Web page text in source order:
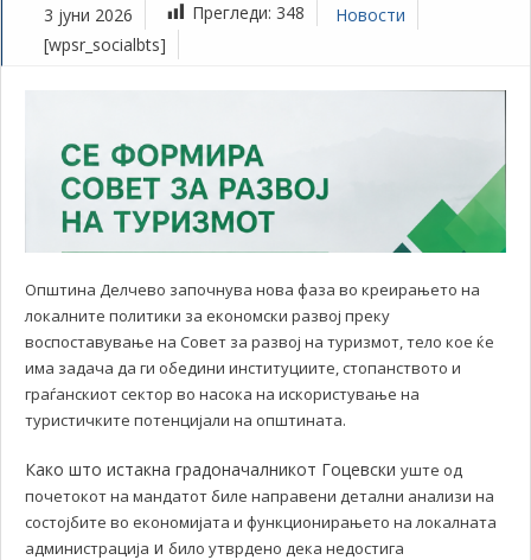
3 јуни 2026 Прегледи: 348
Новости
[wpsr_socialbts]
Општина Делчево започнува нова фаза во креирањето на
локалните политики за економски развој преку
воспоставување на Совет за развој на туризмот, тело кое ќе
има задача да ги обедини институциите, стопанството и
граѓанскиот сектор во насока на искористување на
туристичките потенцијали на општината.
Како што истакна градоначалникот Гоцевски уште од
почетокот на мандатот биле направени детални анализи на
состојбите во економијата и функционирањето на локалната
администрација и било утврдено дека недостига